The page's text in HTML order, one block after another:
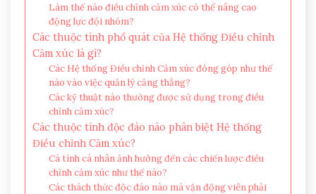
Làm thế nào điều chỉnh cảm xúc có thể nâng cao
động lực đội nhóm?
Các thuộc tính phổ quát của Hệ thống Điều chỉnh
Cảm xúc là gì?
Các Hệ thống Điều chỉnh Cảm xúc đóng góp như thế
nào vào việc quản lý căng thẳng?
Các kỹ thuật nào thường được sử dụng trong điều
chỉnh cảm xúc?
Các thuộc tính độc đáo nào phân biệt Hệ thống
Điều chỉnh Cảm xúc?
Cá tính cá nhân ảnh hưởng đến các chiến lược điều
chỉnh cảm xúc như thế nào?
Các thách thức độc đáo nào mà vận động viên phải